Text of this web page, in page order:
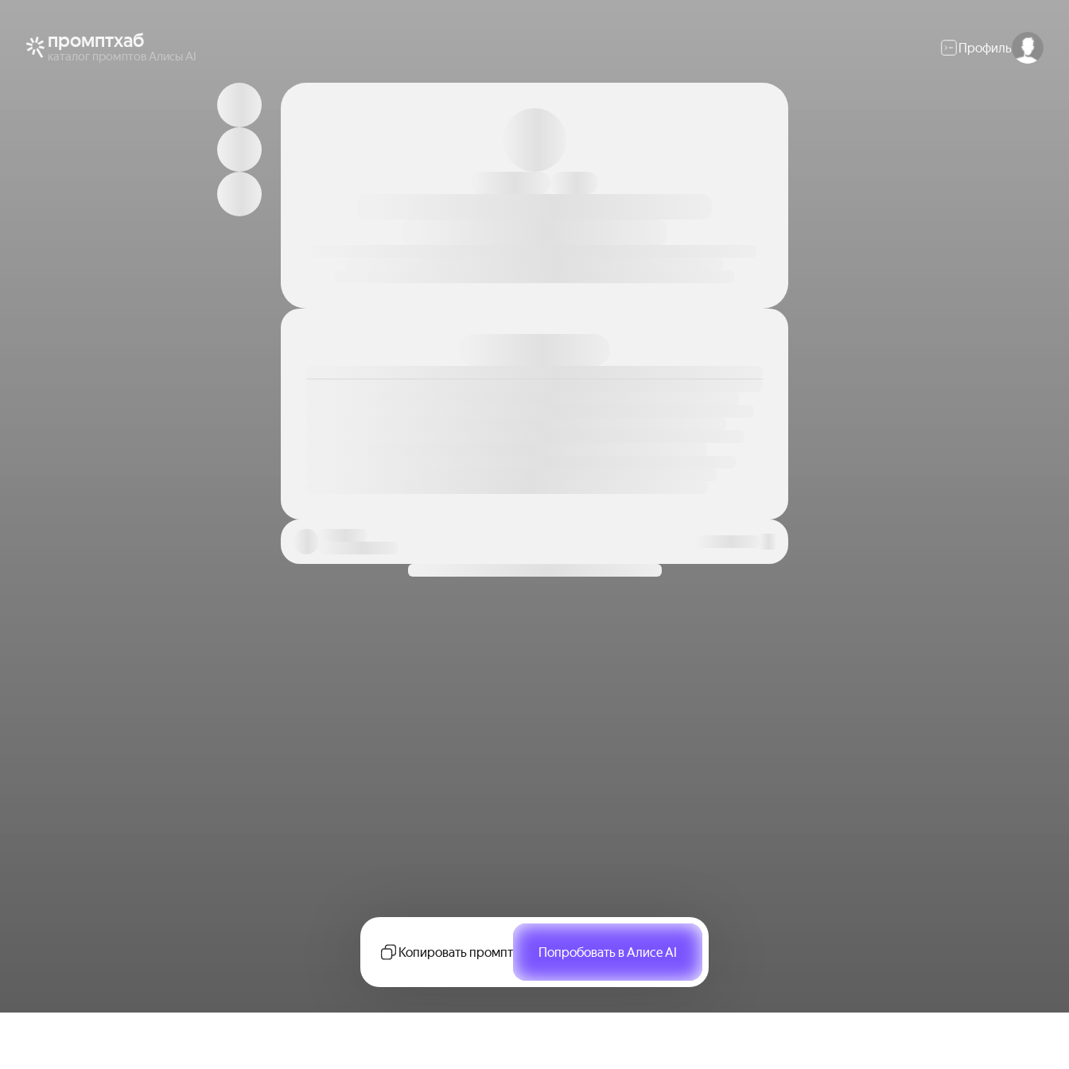
промптхаб
каталог промптов Алисы AI
Профиль
Копировать промпт Попробовать в Алисе AI